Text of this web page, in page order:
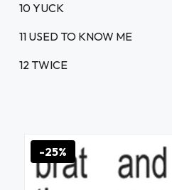
10 YUCK
11 USED TO KNOW ME
12 TWICE
-25%